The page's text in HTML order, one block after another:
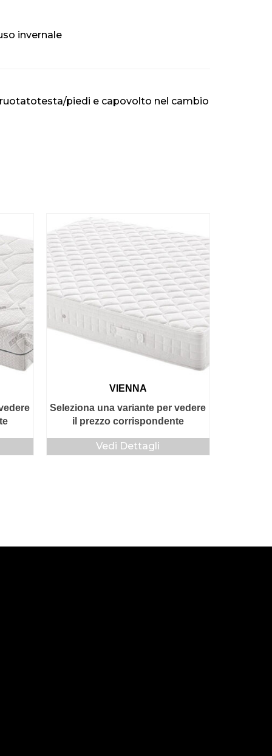
invernale
piedi e capovolto nel cambio
VIENNA
Seleziona una variante per vedere
il prezzo corrispondente
Vedi Dettagli